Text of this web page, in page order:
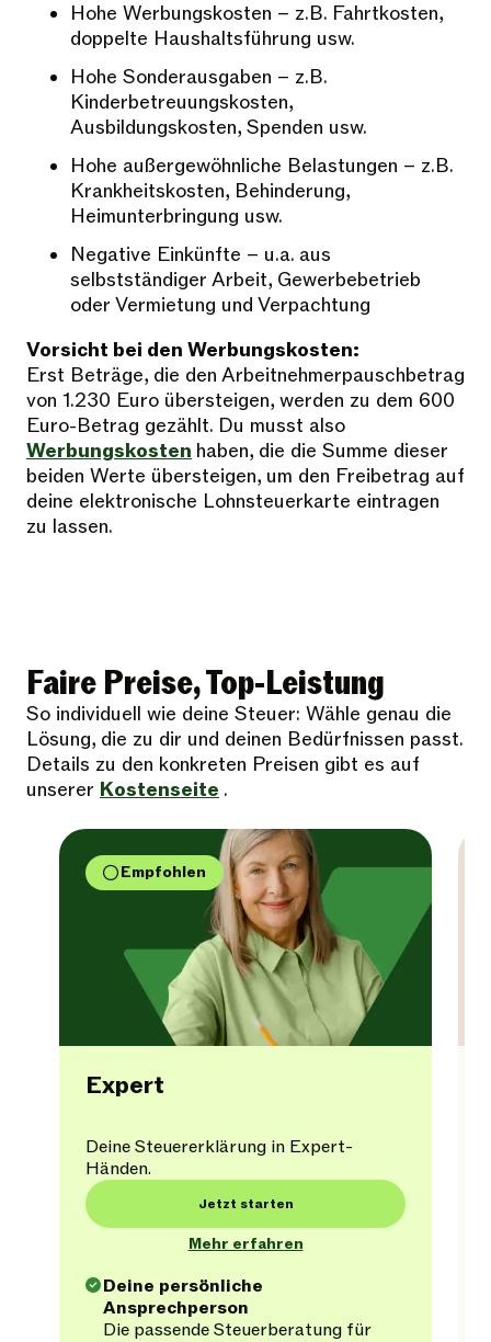
Hohe Werbungskosten – z.B. Fahrtkosten,
doppelte Haushaltsführung usw.
Hohe Sonderausgaben – z.B.
Kinderbetreuungskosten,
Ausbildungskosten, Spenden usw.
Hohe außergewöhnliche Belastungen – z.B.
Krankheitskosten, Behinderung,
Heimunterbringung usw.
Negative Einkünfte – u.a. aus
selbstständiger Arbeit, Gewerbebetrieb
oder Vermietung und Verpachtung
Vorsicht bei den Werbungskosten:
Erst Beträge, die den Arbeitnehmerpauschbetrag
von 1.230 Euro übersteigen, werden zu dem 600
Euro-Betrag gezählt. Du musst also
Werbungskosten haben, die die Summe dieser
beiden Werte übersteigen, um den Freibetrag auf
deine elektronische Lohnsteuerkarte eintragen
zu lassen.
Faire Preise, Top-Leistung
So individuell wie deine Steuer: Wähle genau die
Lösung, die zu dir und deinen Bedürfnissen passt.
Details zu den konkreten Preisen gibt es auf
unserer Kostenseite .
Empfohlen
Expert
Deine Steuererklärung in Expert-
Händen.
Jetzt starten
Mehr erfahren
Deine persönliche
Ansprechperson
Die passende Steuerberatung für